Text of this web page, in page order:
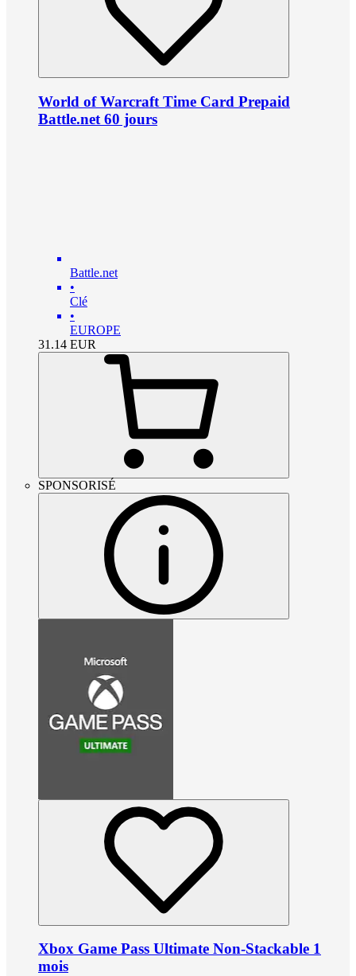
World of Warcraft Time Card Prepaid
Battle.net 60 jours
Battle.net
•
Clé
•
EUROPE
31.14 EUR
SPONSORISÉ
Xbox Game Pass Ultimate Non-Stackable 1
mois